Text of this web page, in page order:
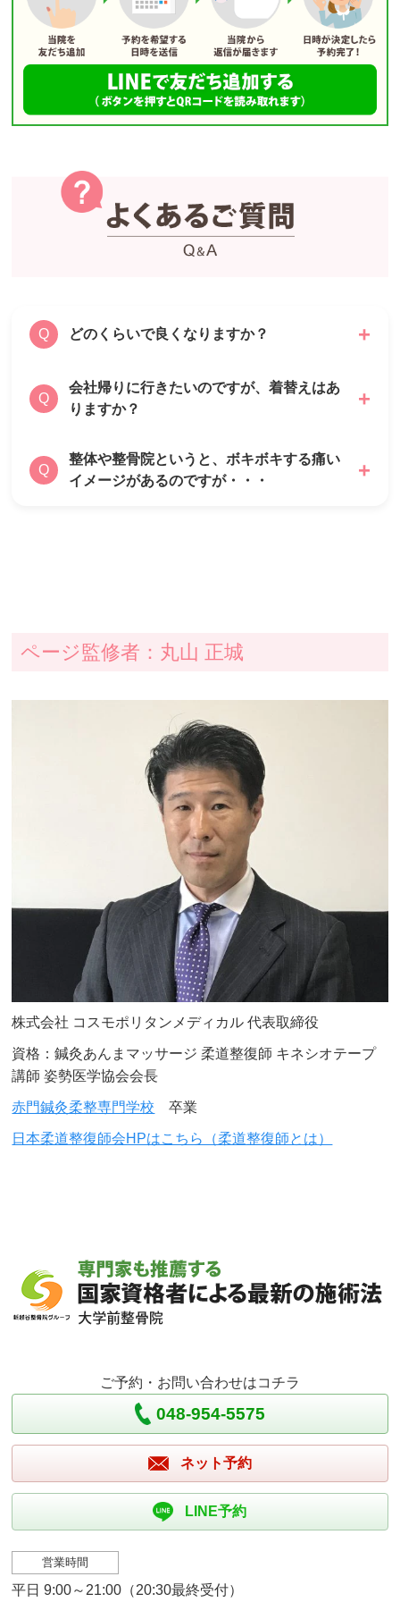
Q どのくらいで良くなりますか？
A
基本的な痛みの多くは1ヶ月程度で良くなるこ
とが多いです。
みの原因である姿勢の歪みや関節の捻れまで取
り除きたいと考えておりますので、3ヶ月ほど
Q
会社帰りに行きたいのですが、着替えはあ
りますか？
A
あります。
上下共に用意がありますので、安心してご来院
Q
整体や整骨院というと、ボキボキする痛い
イメージがあるのですが・・・
ページ監修者：丸山 正城
株式会社 コスモポリタンメディカル 代表取締役
資格：鍼灸あんまマッサージ 柔道整復師 キネシオテープ
講師 姿勢医学協会会長
赤門鍼灸柔整専門学校 卒業
日本柔道整復師会HPはこちら（柔道整復師とは）
ご予約・お問い合わせはコチラ
048-954-5575
ネット予約
LINE予約
営業時間
平日 9:00～21:00（20:30最終受付）